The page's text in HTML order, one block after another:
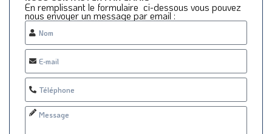
En remplissant le formulaire ci-dessous vous pouvez
nous envoyer un message par email :